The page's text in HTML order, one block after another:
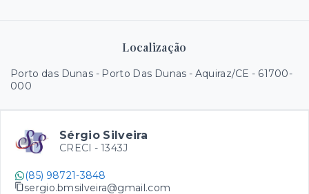
Localização
Porto das Dunas - Porto Das Dunas - Aquiraz/CE - 61700-
000
Sérgio Silveira
CRECI - 1343J
(85) 98721-3848
sergio.bmsilveira@gmail.com